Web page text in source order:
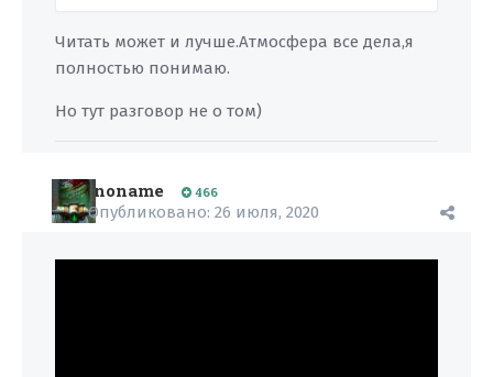
Читать может и лучше.Атмосфера все дела,я
полностью понимаю.
Но тут разговор не о том)
noname 466
Опубликовано: 26 июля, 2020